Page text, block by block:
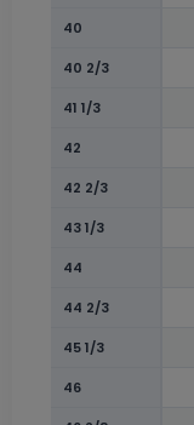
40
40 2/3
41 1/3
42
42 2/3
43 1/3
44
44 2/3
45 1/3
46